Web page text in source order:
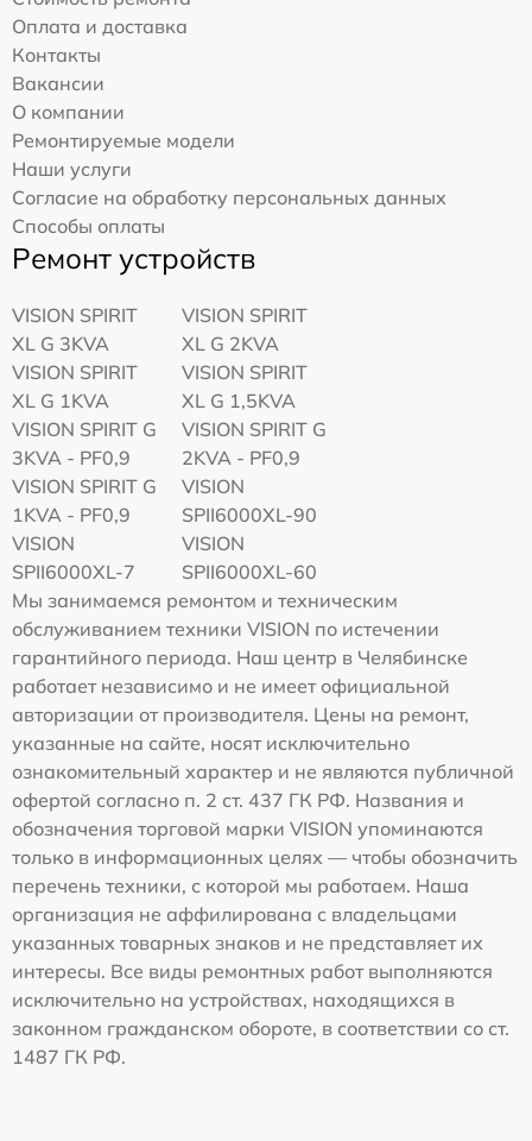
Оплата и доставка
Контакты
Вакансии
О компании
Ремонтируемые модели
Наши услуги
Согласие на обработку персональных данных
Способы оплаты
Ремонт устройств
VISION SPIRIT
XL G 3KVA
VISION SPIRIT
XL G 2KVA
VISION SPIRIT
XL G 1KVA
VISION SPIRIT
XL G 1,5KVA
VISION SPIRIT G
3KVA - PF0,9
VISION SPIRIT G
2KVA - PF0,9
VISION SPIRIT G
1KVA - PF0,9
VISION
SPII6000XL-90
VISION
SPII6000XL-7
VISION
SPII6000XL-60
Мы занимаемся ремонтом и техническим
обслуживанием техники VISION по истечении
гарантийного периода. Наш центр в Челябинске
работает независимо и не имеет официальной
авторизации от производителя. Цены на ремонт,
указанные на сайте, носят исключительно
ознакомительный характер и не являются публичной
офертой согласно п. 2 ст. 437 ГК РФ. Названия и
обозначения торговой марки VISION упоминаются
только в информационных целях — чтобы обозначить
перечень техники, с которой мы работаем. Наша
организация не аффилирована с владельцами
указанных товарных знаков и не представляет их
интересы. Все виды ремонтных работ выполняются
исключительно на устройствах, находящихся в
законном гражданском обороте, в соответствии со ст.
1487 ГК РФ.